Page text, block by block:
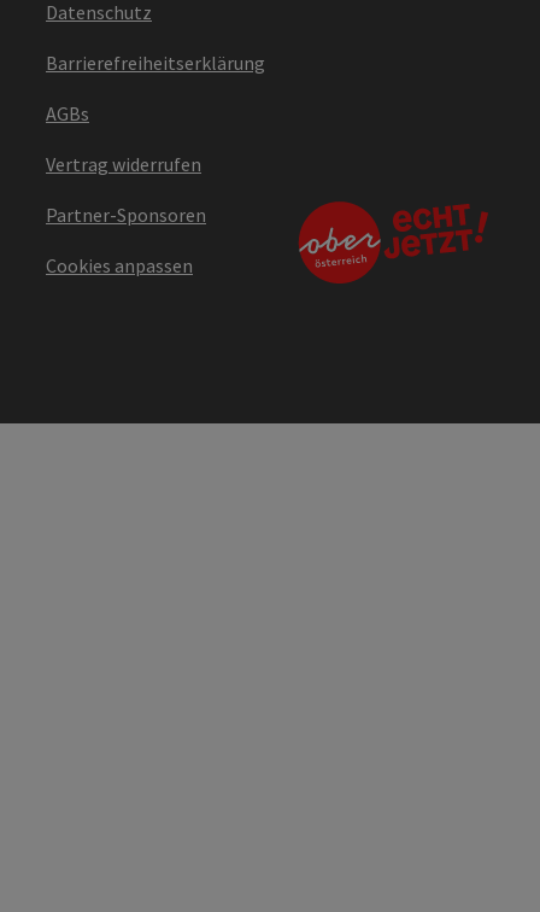
Datenschutz
Barrierefreiheitserklärung
AGBs
Vertrag widerrufen
Partner-Sponsoren
Cookies anpassen